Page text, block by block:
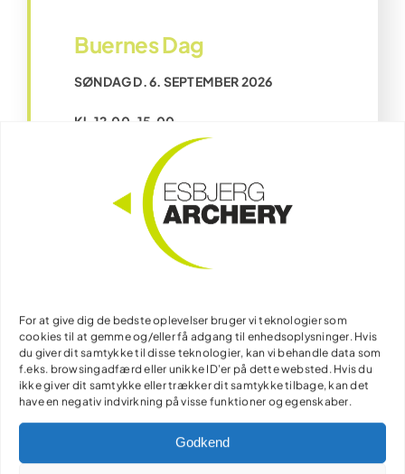
For at give dig de bedste oplevelser bruger vi teknologier som
cookies til at gemme og/eller få adgang til enhedsoplysninger. Hvis
du giver dit samtykke til disse teknologier, kan vi behandle data som
f.eks. browsingadfærd eller unikke ID'er på dette websted. Hvis du
ikke giver dit samtykke eller trækker dit samtykke tilbage, kan det
have en negativ indvirkning på visse funktioner og egenskaber.
Godkend
Buernes Dag
SØNDAG D. 6. SEPTEMBER 2026
Kl. 12.00-15.00
Esbjerg Archery og Bueskydning Danmark
inviterer til et gratis åbent hus
arrangement, hvor alle kan prøve
bueskydning.
Der er ingen tilmelding – man møder bare
Ses vi på vores udendørs baner på
Sønderhedevej 25 – 6710 Esbjerg V